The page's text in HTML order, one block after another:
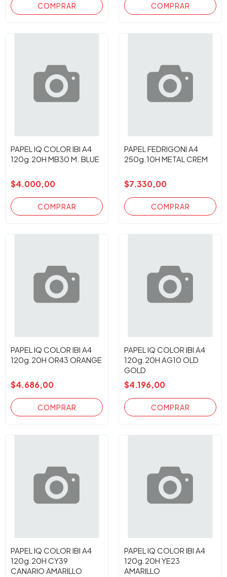
PAPEL IQ COLOR IBI A4
120g.20H MB30 M. BLUE
$4.000,00
PAPEL FEDRIGONI A4
250g.10H METAL CREM
$7.330,00
PAPEL IQ COLOR IBI A4
120g.20H OR43 ORANGE
$4.686,00
PAPEL IQ COLOR IBI A4
120g.20H AG10 OLD
GOLD
$4.196,00
PAPEL IQ COLOR IBI A4
120g.20H CY39
CANARIO AMARILLO
PAPEL IQ COLOR IBI A4
120g.20H YE23
AMARILLO